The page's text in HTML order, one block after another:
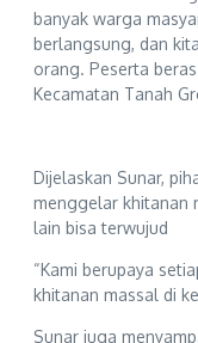
banyak warga
berlangsung, dan
orang. Peserta
Kecamatan Tanah
Dijelaskan Sunar,
menggelar khitanan
lain bisa terwujud
“Kami berupaya
khitanan massal di
Sunar juga